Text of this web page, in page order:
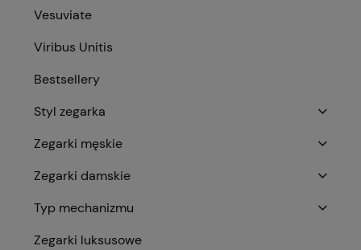
Vesuviate
Viribus Unitis
Bestsellery
Styl zegarka
Zegarki męskie
Zegarki damskie
Typ mechanizmu
Zegarki luksusowe